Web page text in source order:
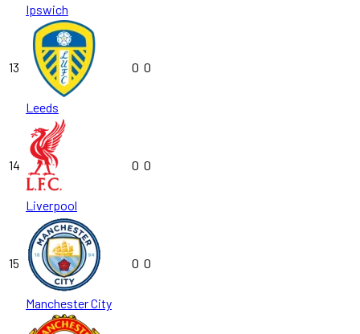
Ipswich
13
Leeds
0 0
14
Liverpool
0 0
15
Manchester City
0 0